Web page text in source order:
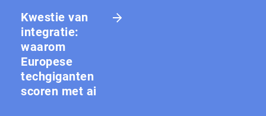
Kwestie van
integratie:
waarom
Europese
techgiganten
scoren met ai